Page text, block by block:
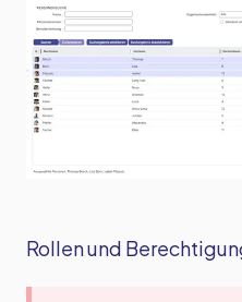
Rollen und